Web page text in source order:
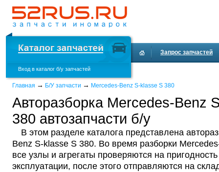
Вход в каталог б/у запчастей
Запрос запчастей
Главная → Б/У запчасти → Mercedes-Benz S-klasse S 380
Авторазборка Mercedes-Benz
380 автозапчасти б/у
В этом разделе каталога представлена
Benz S-klasse S 380. Во время разборки
все узлы и агрегаты проверяются на
эксплуатации, после этого отправляются на